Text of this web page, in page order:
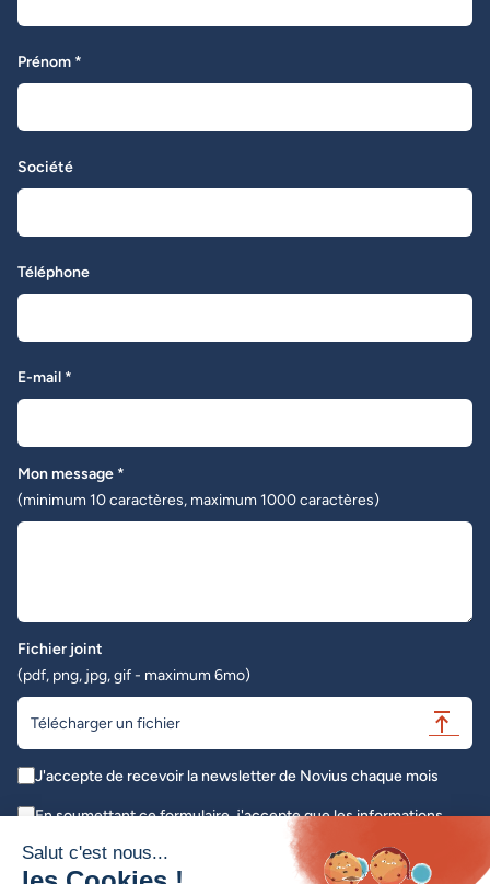
Salut c'est nous...
Prénom *
Société
Téléphone
E-mail *
Mon message *
(minimum 10 caractères, maximum 1000 caractères)
Fichier joint
(pdf, png, jpg, gif - maximum 6mo)
Télécharger un fichier
J'accepte de recevoir la newsletter de Novius chaque mois
En soumettant ce formulaire, j'accepte que les informations
saisies soient exploitées dans le cadre de ma demande initiale *